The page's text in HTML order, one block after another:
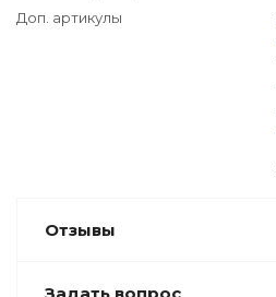
Доп. артикулы
Отзывы